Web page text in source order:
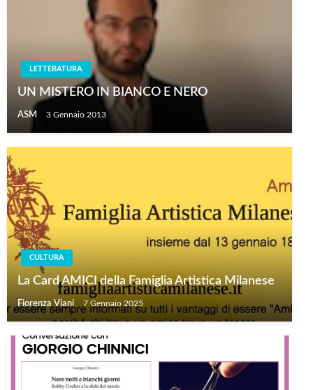
LETTERATURA
UN MISTERO IN BIANCO E NERO
ASM 3 Gennaio 2013
CULTURA
La Card AMICI della Famiglia Artistica Milanese
Fiorenza Viani 7 Gennaio 2025